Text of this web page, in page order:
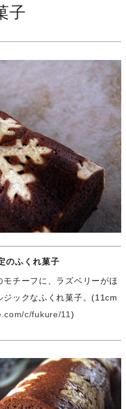
子
のふくれ菓子
チーフに、ラズベリーがほ
ジックなふくれ菓子。(11cm
c/fukure/11 )